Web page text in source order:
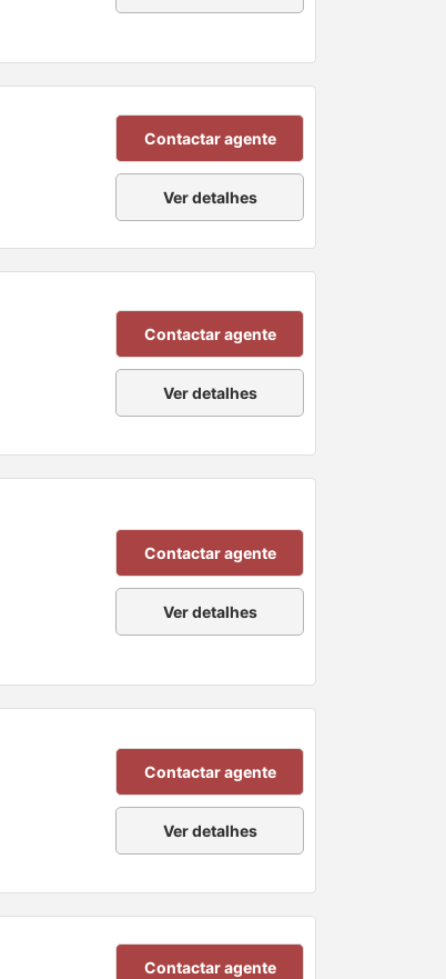
Contactar agente
Ver detalhes
Contactar agente
Ver detalhes
Contactar agente
Ver detalhes
Contactar agente
Ver detalhes
Contactar agente